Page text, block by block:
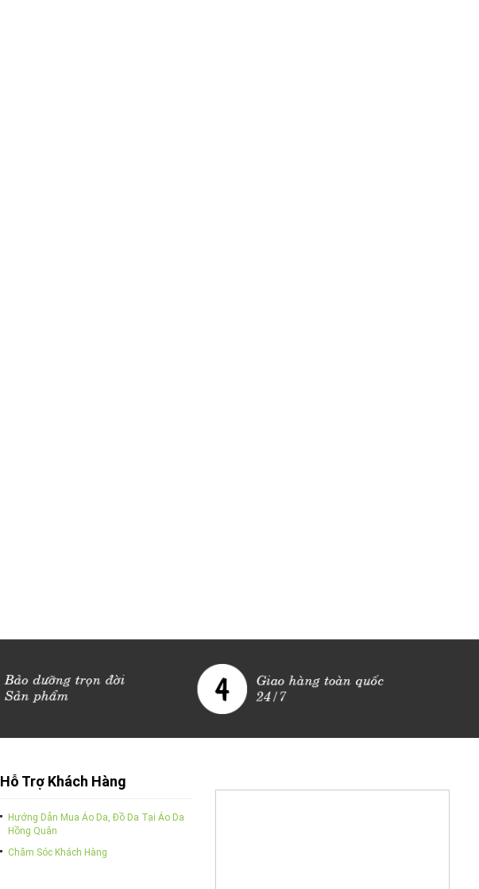
Hỗ Trợ Khách Hàng
Hướng Dẫn Mua Áo Da, Đồ Da Tại Áo Da
Hồng Quân
Chăm Sóc Khách Hàng